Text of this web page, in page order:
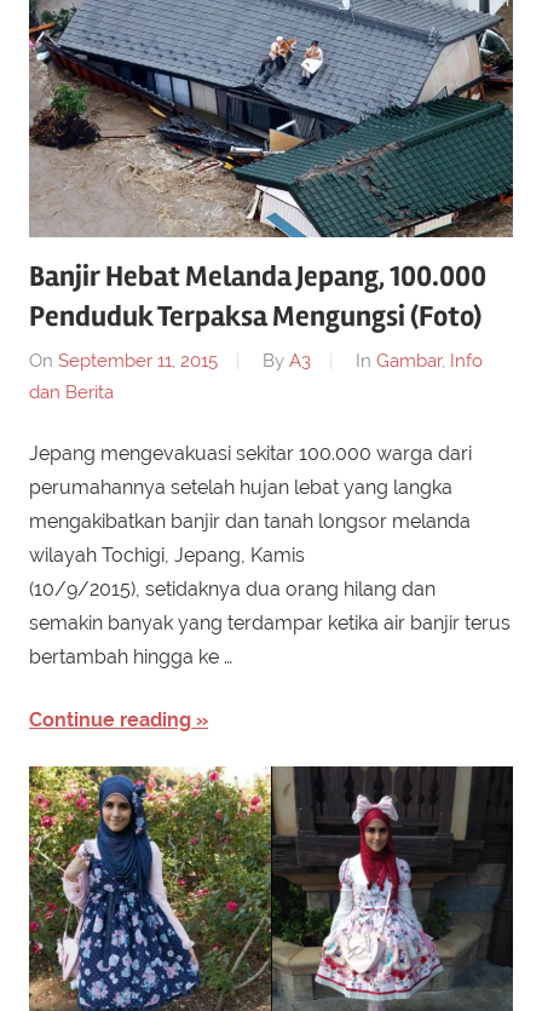
Banjir Hebat Melanda Jepang, 100.000
Penduduk Terpaksa Mengungsi (Foto)
On September 11, 2015 By A3 In Gambar, Info
dan Berita
Jepang mengevakuasi sekitar 100.000 warga dari
perumahannya setelah hujan lebat yang langka
mengakibatkan banjir dan tanah longsor melanda
wilayah Tochigi, Jepang, Kamis
(10/9/2015), setidaknya dua orang hilang dan
semakin banyak yang terdampar ketika air banjir terus
bertambah hingga ke …
Continue reading